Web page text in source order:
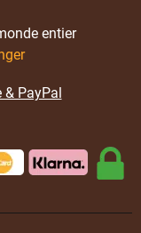
entier
PayPal